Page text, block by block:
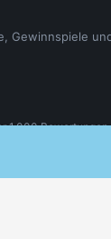
Gewinnspiele
1.000 Bewertungen.